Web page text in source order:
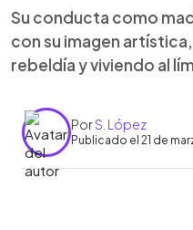
Su conducta como
con su imagen
rebeldía y viviendo al
PorS. López
Publicado el 21 de